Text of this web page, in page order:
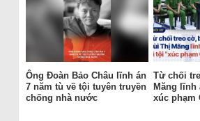
Ông Đoàn Bảo Châu lĩnh án
7 năm tù về tội tuyên truyền
chống nhà nước
Từ chối
Măng lĩnh
xúc phạm